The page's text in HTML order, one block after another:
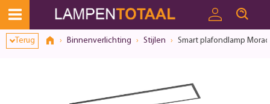
Terug Binnenverlichting Stijlen Smart plafondlamp